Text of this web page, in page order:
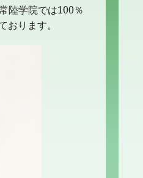
陸学院では100％
ります。